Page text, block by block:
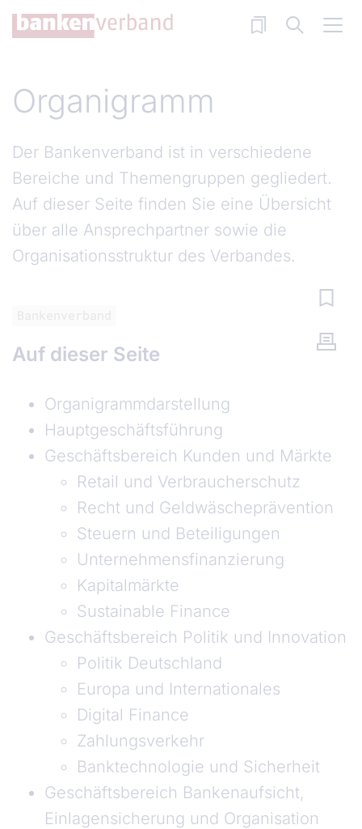
Direkt zum Inhalt
Organigramm
Der Bankenverband ist in verschiedene
Bereiche und Themengruppen gegliedert.
Auf dieser Seite finden Sie eine Übersicht
über alle Ansprechpartner sowie die
Organisationsstruktur des Verbandes.
Auf dieser Seite
Organigrammdarstellung
Hauptgeschäftsführung
Geschäftsbereich Kunden und Märkte
Retail und Verbraucherschutz
Recht und Geldwäscheprävention
Steuern und Beteiligungen
Unternehmensfinanzierung
Kapitalmärkte
Sustainable Finance
Geschäftsbereich Politik und Innovation
Politik Deutschland
Europa und Internationales
Digital Finance
Zahlungsverkehr
Banktechnologie und Sicherheit
Geschäftsbereich Bankenaufsicht,
Einlagensicherung und Organisation